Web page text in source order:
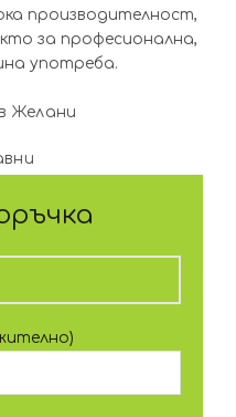
производителност,
за професионална,
употреба.
Желани